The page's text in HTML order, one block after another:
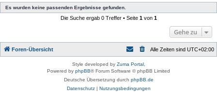
Es wurden keine passenden Ergebnisse gefunden.
Die Suche ergab 0 Treffer • Seite 1von 1
Gehe zu
Foren-Übersicht Alle Zeiten sind UTC+02:00
Style developed by Zuma Portal ,
Powered by phpBB® Forum Software © phpBB Limited
Deutsche Übersetzung durch phpBB.de
Datenschutz| Nutzungsbedingungen